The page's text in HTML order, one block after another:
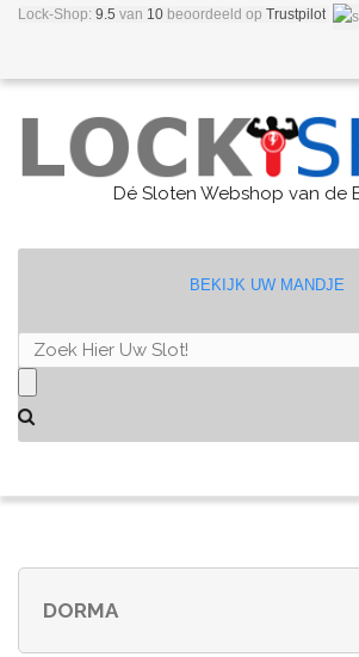
Lock-Shop: 9.5 van 10 beoordeeld op Trustpilot
Dé Sloten Webshop van de
BEKIJK UW MANDJE
DORMA